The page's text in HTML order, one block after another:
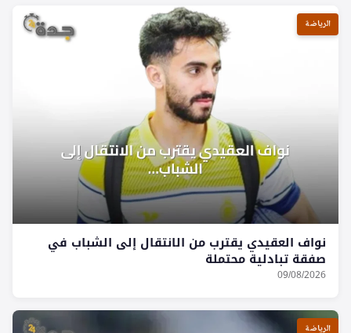
الرياضة
نواف العقيدي يقترب من الانتقال إلى الشباب في
صفقة تبادلية محتملة
09/08/2026
الرياضة